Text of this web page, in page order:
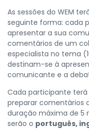
As sessões do WEM
seguinte forma: cada
apresentar a sua
comentários de um
especialista no tema
destinam-se à
comunicante e a
Cada participante
preparar comentários
duração máxima de 5
serão o português,